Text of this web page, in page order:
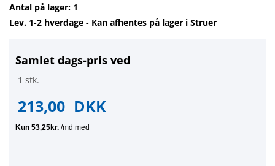
Antal på lager: 1
Lev. 1-2 hverdage - Kan afhentes på lager i Struer
Samlet dags-pris ved
1 stk.
213,00 DKK